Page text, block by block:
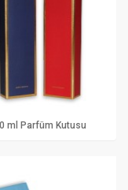
ml Parfüm Kutusu